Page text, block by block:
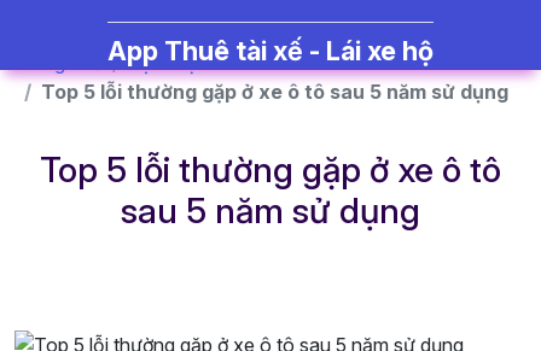
App Thuê tài xế - Lái xe hộ
Trang chủ
Dịch vụ
Top 5 lỗi thường gặp ở xe ô tô sau 5 năm sử dụng
Top 5 lỗi thường gặp ở xe ô tô
sau 5 năm sử dụng